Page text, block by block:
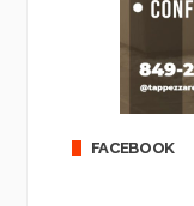
FACEBOOK